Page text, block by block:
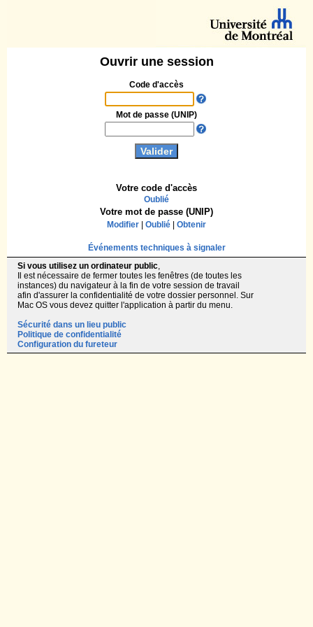
Ouvrir une session
Code d'accès
Votre code d'accès
Oublié
Mot de passe (UNIP)
Votre mot de passe (UNIP)
Modifier Oublié Obtenir
Événements techniques à signaler
Si vous utilisez un ordinateur public,
Il est nécessaire de fermer toutes les fenêtres (de toutes les
instances) du navigateur à la fin de votre session de travail
afin d'assurer la confidentialité de votre dossier personnel. Sur
Mac OS vous devez quitter l'application à partir du menu.
Sécurité dans un lieu public
Politique de confidentialité
Configuration du fureteur